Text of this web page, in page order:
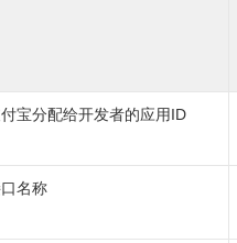
宝分配给开发者的应用ID
名称